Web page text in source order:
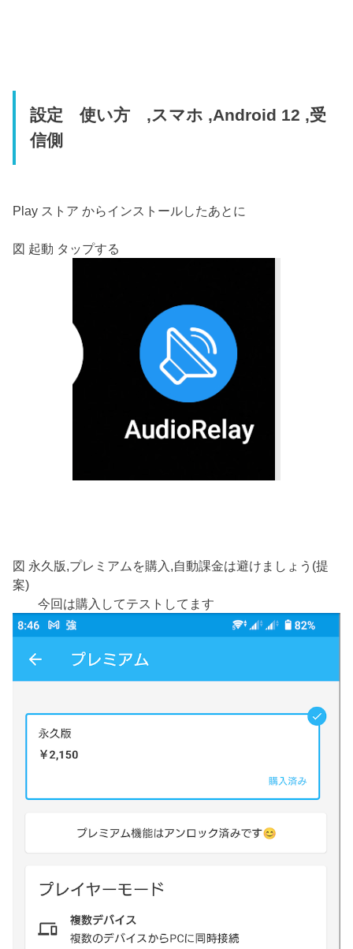
設定 使い方 ,スマホ ,Android 12 ,受
信側
Play ストア からインストールしたあとに
図 起動 タップする
図 永久版,プレミアムを購入,自動課金は避けましょう(提
案)
今回は購入してテストしてます